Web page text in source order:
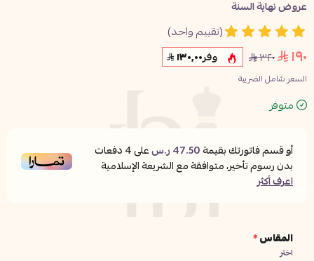
عروض نهاية السنة
(تقييم واحد)
١٩٠ ٣٢٠ وفر١٣٠٫٠٠
السعر شامل الضريبة
متوفر
أو قسم فاتورتك بقيمة47.50 ر.س على4دفعات
بدون رسوم تأخير، متوافقة مع الشريعة الإسلامية
اعرف أكثر
المقاس*
اختر